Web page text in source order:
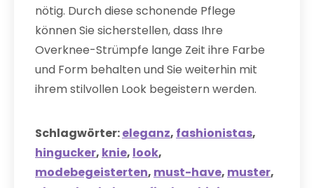
nötig. Durch diese schonende Pflege
können Sie sicherstellen, dass Ihre
Overknee-Strümpfe lange Zeit ihre Farbe
und Form behalten und Sie weiterhin mit
ihrem stilvollen Look begeistern werden.
Schlagwörter:eleganz, fashionistas,
hingucker, knie, look,
modebegeisterten, must-have, muster,